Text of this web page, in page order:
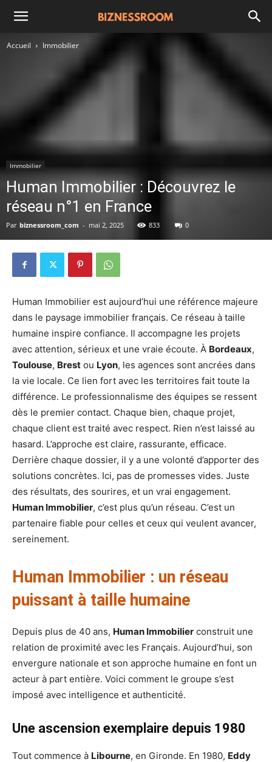
Accueil Immobilier
Immobilier
Human Immobilier : Découvrez le
réseau n°1 en France
Par biznessroom_com - mai 2, 2025 833 0
Human Immobilier est aujourd’hui une référence majeure
dans le paysage immobilier français. Ce réseau à taille
humaine inspire confiance. Il accompagne les projets
avec attention, sérieux et une vraie écoute. À Bordeaux,
Toulouse, Brest ou Lyon, les agences sont ancrées dans
la vie locale. Ce lien fort avec les territoires fait toute la
différence. Le professionnalisme des équipes se ressent
dès le premier contact. Chaque bien, chaque projet,
chaque client est traité avec respect. Rien n’est laissé au
hasard. L’approche est claire, rassurante, efficace.
Derrière chaque dossier, il y a une volonté d’apporter des
solutions concrètes. Ici, pas de promesses vides. Juste
des résultats, des sourires, et un vrai engagement.
Human Immobilier, c’est plus qu’un réseau. C’est un
partenaire fiable pour celles et ceux qui veulent avancer,
sereinement.
Human Immobilier : un réseau
puissant à taille humaine
Depuis plus de 40 ans, Human Immobilier construit une
relation de proximité avec les Français. Aujourd’hui, son
envergure nationale et son approche humaine en font un
acteur à part entière. Voici comment le groupe s’est
imposé avec intelligence et authenticité.
Une ascension exemplaire depuis 1980
Tout commence à Libourne, en Gironde. En 1980, Eddy